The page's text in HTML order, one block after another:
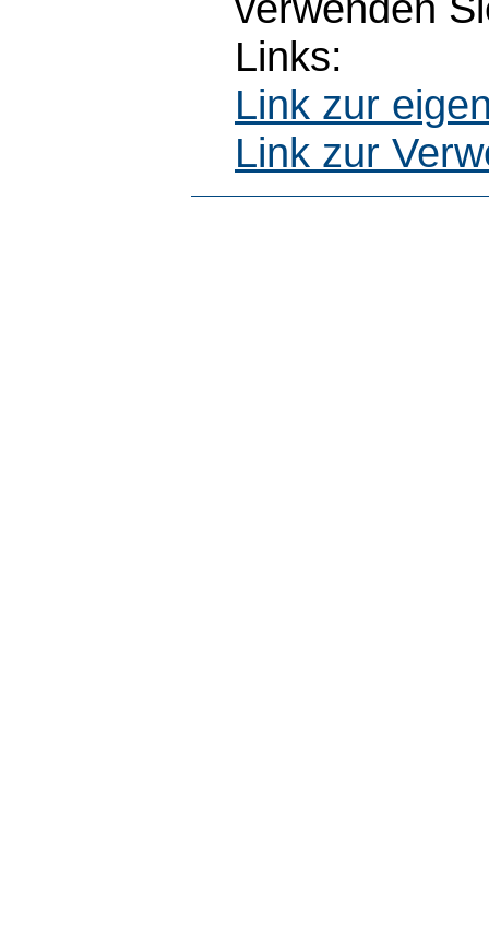
Links:
Link zur
Link zur